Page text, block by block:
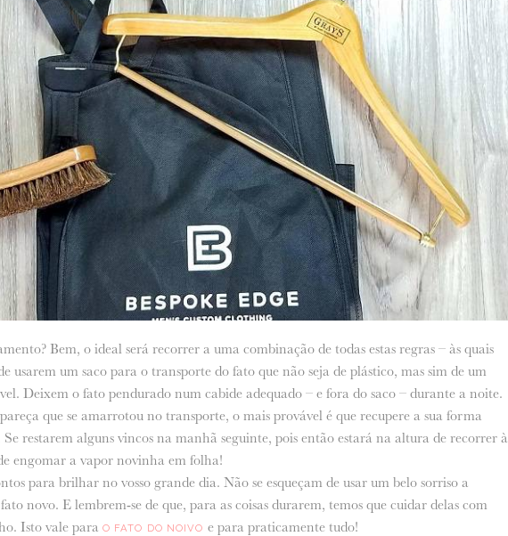
Bem, o ideal será recorrer a uma combinação de todas estas regras – às quais
usarem um saco para o transporte do fato que não seja de plástico, mas sim de um
Deixem o fato pendurado num cabide adequado – e fora do saco – durante a noite.
que se amarrotou no transporte, o mais provável é que recupere a sua forma
restarem alguns vincos na manhã seguinte, pois então estará na altura de recorrer à
engomar a vapor novinha em folha!
para brilhar no vosso grande dia. Não se esqueçam de usar um belo sorriso a
novo. E lembrem-se de que, para as coisas durarem, temos que cuidar delas com
Isto vale para O FATO DO NOIVO e para praticamente tudo!